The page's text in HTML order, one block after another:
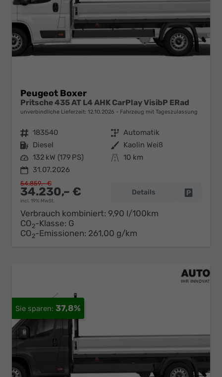
Peugeot Boxer
Pritsche 435 AT L4 AHK CarPlay VisibP ERad
unverbindliche Lieferzeit: 12.10.2026 Fahrzeug mit Tageszulassung
Fahrzeugnr. 183540 Getriebe Automatik
Kraftstoff Diesel Außenfarbe Kaolin Weiß
Leistung 132 kW (179 PS) Kilometerstand 10 km
31.07.2026
34.230,– €
incl. 19% MwSt.
54.859,– €
Details
Verbrauch kombiniert: 9,90 l/100km
CO2-Klasse: G
CO2-Emissionen: 261,00 g/km
37,8%